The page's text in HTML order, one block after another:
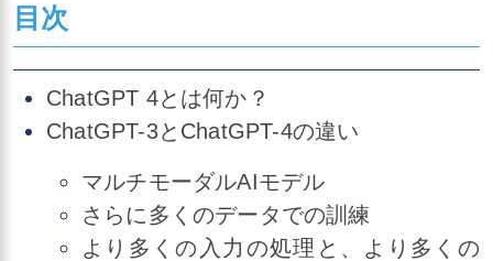
目次
ChatGPT 4とは何か？
ChatGPT-3とChatGPT-4の違い
マルチモーダルAIモデル
さらに多くのデータでの訓練
より多くの入力の処理と、より多くの